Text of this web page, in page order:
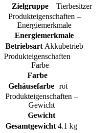
Zielgruppe
Tierbesitzer
Produkteigenschaften –
Energiemerkmale
Energiemerkmale
Betriebsart Akkubetrieb
Produkteigenschaften
– Farbe
Farbe
Gehäusefarbe rot
Produkteigenschaften –
Gewicht
Gewicht
Gesamtgewicht 4.1 kg